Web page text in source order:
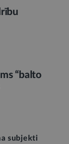
“balto
subjekti